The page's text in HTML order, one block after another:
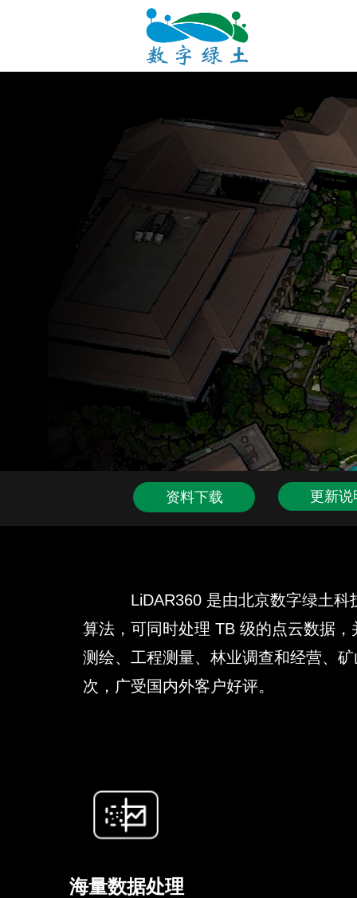
资料下载 更新说
LiDAR360 是由北京数字绿土科技
算法，可同时处理 TB 级的点云数据
测绘、工程测量、林业调查和经营、
次，广受国内外客户好评。
海量数据处理